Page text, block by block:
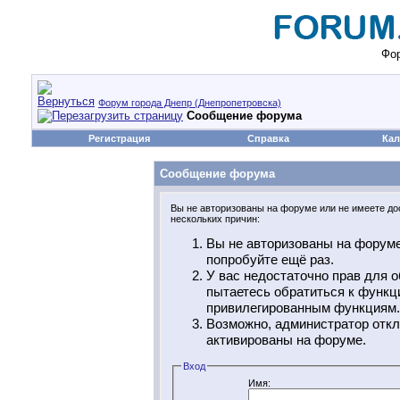
Форум города Днепр (Днепропетровска)
Сообщение форума
Регистрация Справка
Сообщение форума
Вы не авторизованы на форуме или не имеете
нескольких причин:
Вы не авторизованы на
попробуйте ещё раз.
У вас недостаточно прав для
пытаетесь обратиться к
привилегированным функциям.
Возможно, администратор
активированы на форуме.
Вход
Имя: